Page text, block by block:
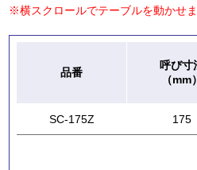
※横スクロールでテーブルを動かせ
品番
呼び寸
（mm）
SC-175Z 175